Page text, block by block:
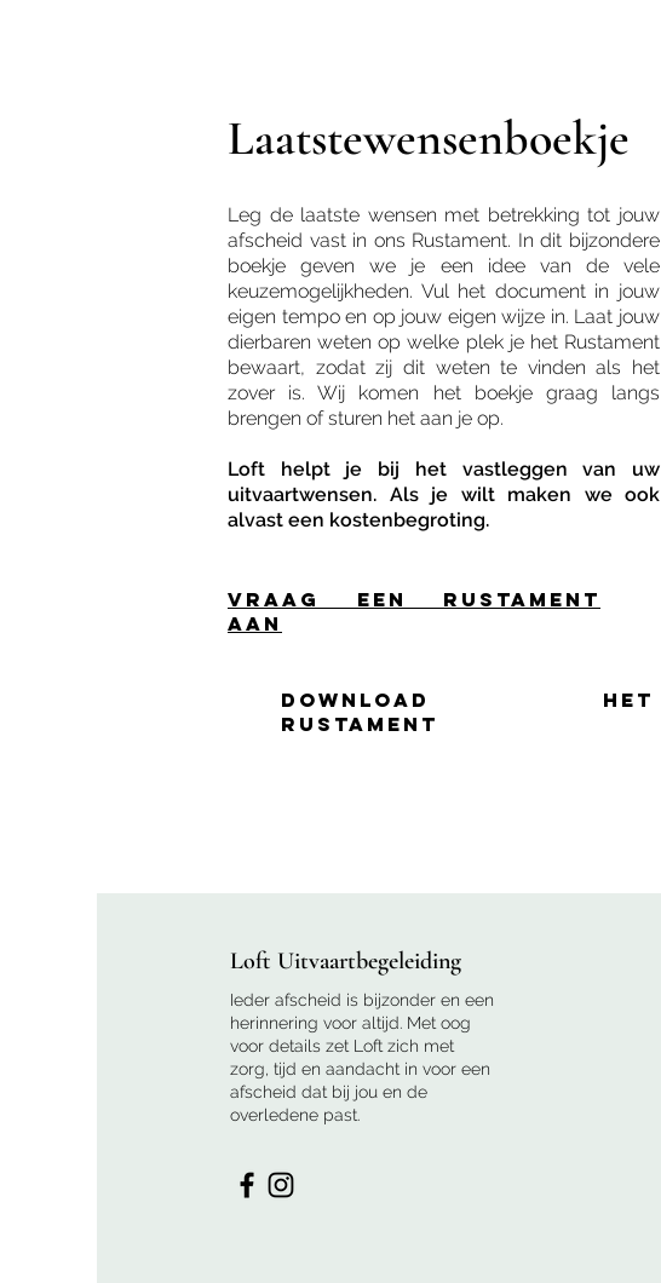
Laatstewensenboekje
Leg de laatste wensen met betrekking tot jouw
afscheid vast in ons Rustament. In dit bijzondere
boekje geven we je een idee van de vele
keuzemogelijkheden. Vul het document in jouw
eigen tempo en op jouw eigen wijze in. Laat jouw
dierbaren weten op welke plek je het Rustament
bewaart, zodat zij dit weten te vinden als het
zover is. Wij komen het boekje graag langs
brengen of sturen het aan je op.
Loft helpt je bij het vastleggen van uw
uitvaartwensen. Als je wilt maken we ook
alvast een kostenbegroting.
Vraag een rustament
aan
Download het
rustament
Loft Uitvaartbegeleiding
Ieder afscheid is bijzonder en een
herinnering voor altijd. Met oog
voor details zet Loft zich met
zorg, tijd en aandacht in voor een
afscheid dat bij jou en de
overledene past.